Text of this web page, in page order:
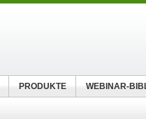
PRODUKTE WEBINAR-